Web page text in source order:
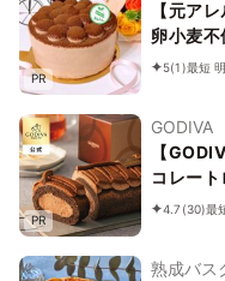
PR
【元ア
卵小麦
チョコ
5(1)最短
PR
GODIVA
【
コレー
4.7 (30)最
熟成バス